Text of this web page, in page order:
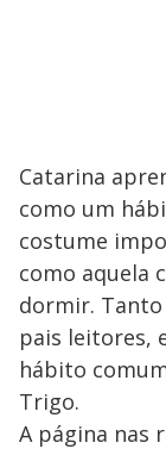
Catarina
como um
costume
como aquela
dormir.
pais leitores,
hábito
Trigo.
A página nas